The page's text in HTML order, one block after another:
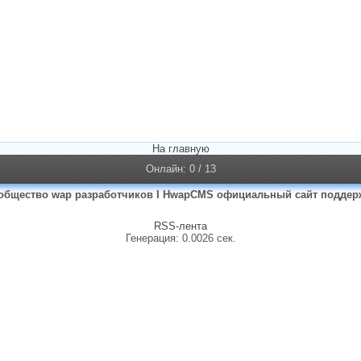
На главную
Онлайн: 0 / 13
wap разработчиков I HwapCMS официальный сайт
RSS-лента
Генерация: 0.0026 сек.